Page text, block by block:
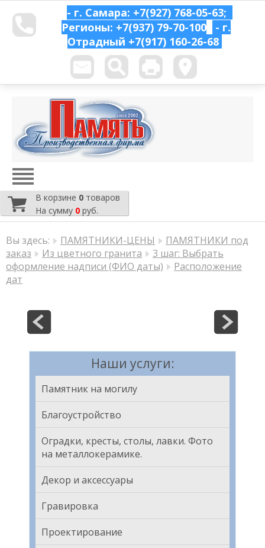
- г. Самара: +7(927) 768-05-63;
Регионы: +7(937) 79-70-100
- г.
Отрадный +7(917) 160-26-68
В корзине 0 товаров
На сумму 0 руб.
Вы здесь: ПАМЯТНИКИ-ЦЕНЫ
ПАМЯТНИКИ под
заказ
Из цветного гранита
3 шаг: Выбрать
оформление надписи (ФИО даты)
Расположение
дат
Наши услуги:
Памятник на могилу
Благоустройство
Оградки, кресты, столы, лавки. Фото
на металлокерамике.
Декор и аксессуары
Гравировка
Проектирование